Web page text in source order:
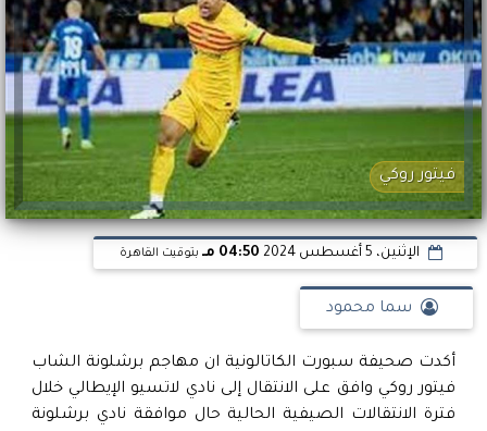
فيتور روكي
الإثنين، 5 أغسطس 2024 04:50 مـ بتوقيت القاهرة
سما محمود
أكدت صحيفة سبورت الكاتالونية ان مهاجم برشلونة الشاب
فيتور روكي وافق على الانتقال إلى نادي لاتسيو الإيطالي خلال
فترة الانتقالات الصيفية الحالية حال موافقة نادي برشلونة